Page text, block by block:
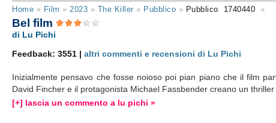
Home » Film » 2023 » The Killer » Pubblico » Pubblico 1740440 »
Bel film
di Lu Pichi
Feedback: 3551 |altri commenti e recensioni di Lu Pichi
Inizialmente pensavo che fosse noioso poi pian piano che il film
David Fincher e il protagonista Michael Fassbender creano un
[+] lascia un commento a lu pichi »